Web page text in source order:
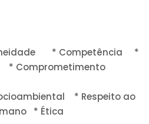
* Competência *
* Comprometimento
* Respeito ao
* Ética